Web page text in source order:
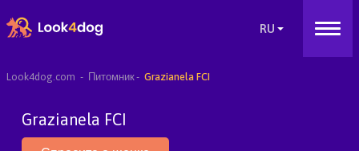
Look4dog.com Питомник Grazianela FCI
Grazianela FCI